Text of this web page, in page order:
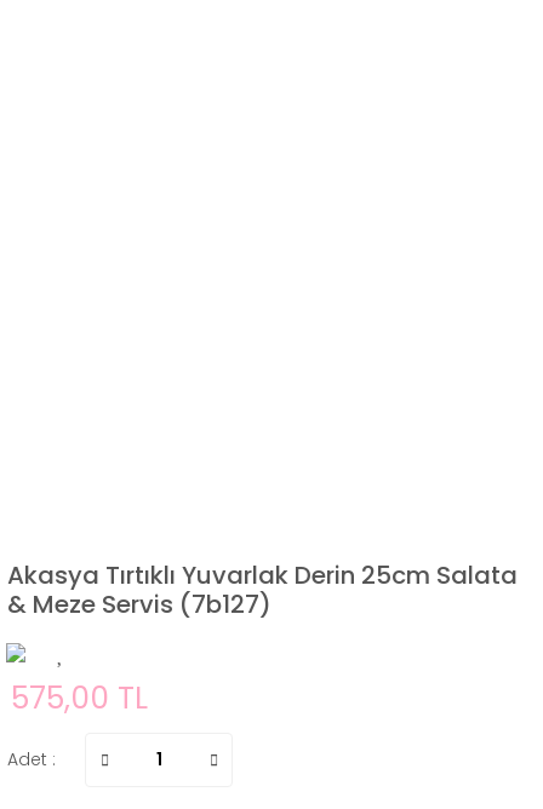
Akasya Tırtıklı Yuvarlak Derin 25cm Salata
& Meze Servis (7b127)
575,00 TL
Adet :